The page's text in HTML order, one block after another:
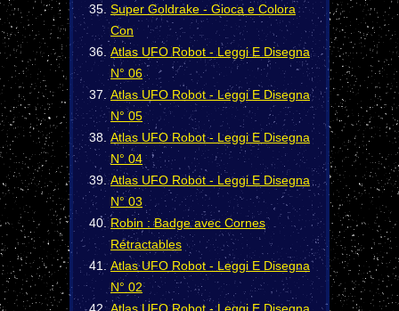
Super Goldrake - Gioca e Colora
Con
Atlas UFO Robot - Leggi E Disegna
N° 06
Atlas UFO Robot - Leggi E Disegna
N° 05
Atlas UFO Robot - Leggi E Disegna
N° 04
Atlas UFO Robot - Leggi E Disegna
N° 03
Robin : Badge avec Cornes
Rétractables
Atlas UFO Robot - Leggi E Disegna
N° 02